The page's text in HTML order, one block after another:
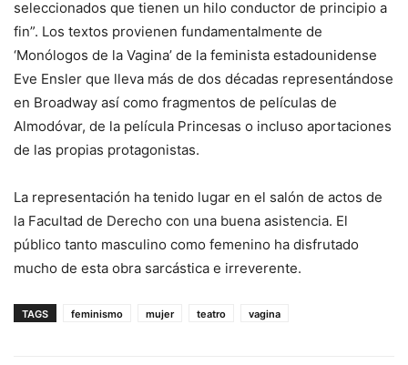
seleccionados que tienen un hilo conductor de principio a
fin”. Los textos provienen fundamentalmente de
‘Monólogos de la Vagina’ de la feminista estadounidense
Eve Ensler que lleva más de dos décadas representándose
en Broadway así como fragmentos de películas de
Almodóvar, de la película Princesas o incluso aportaciones
de las propias protagonistas.
La representación ha tenido lugar en el salón de actos de
la Facultad de Derecho con una buena asistencia. El
público tanto masculino como femenino ha disfrutado
mucho de esta obra sarcástica e irreverente.
TAGS feminismo mujer teatro vagina